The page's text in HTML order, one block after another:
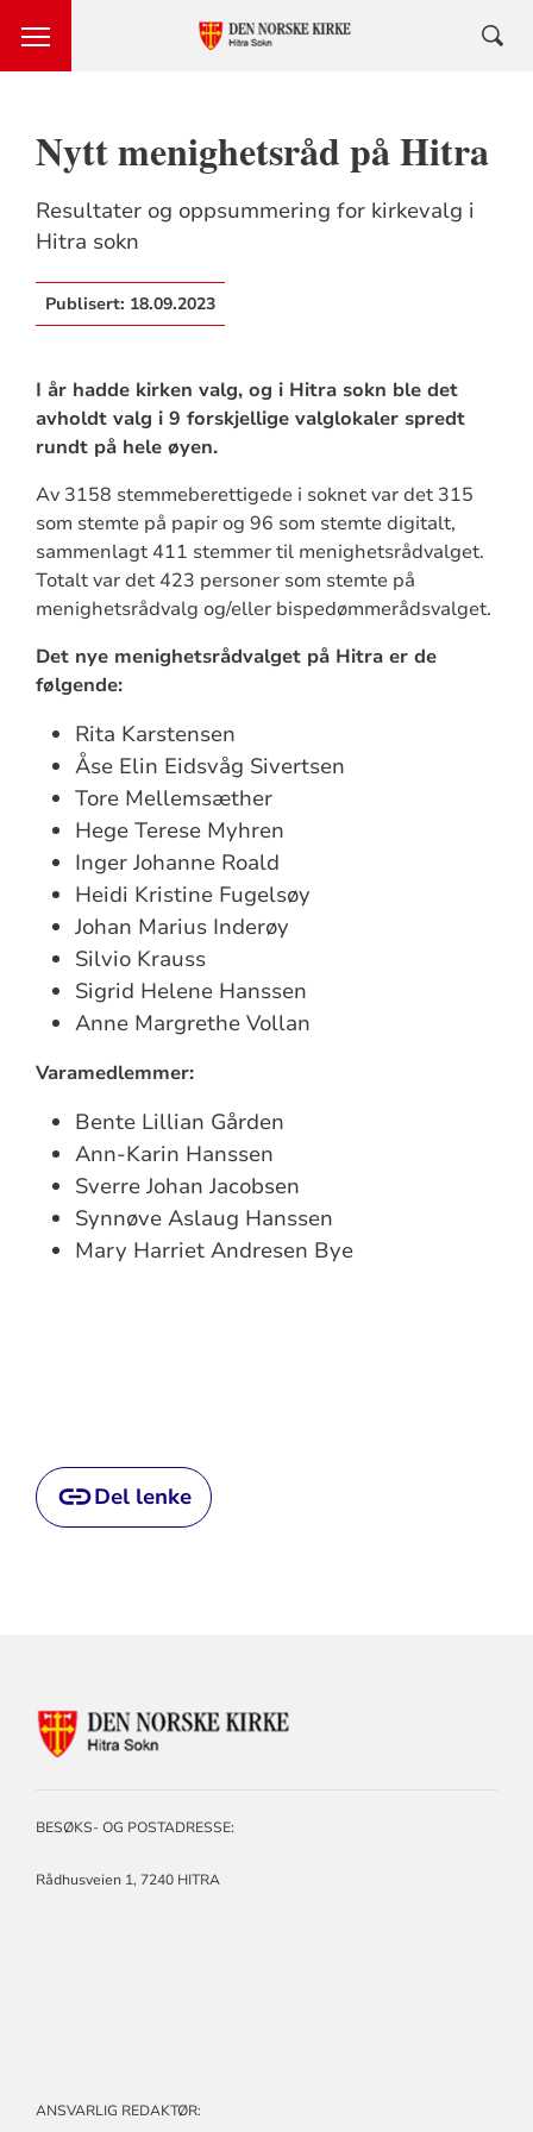
Nytt menighetsråd på Hitra
Resultater og oppsummering for kirkevalg i
Hitra sokn
Publisert: 18.09.2023
I år hadde kirken valg, og i Hitra sokn ble det
avholdt valg i 9 forskjellige valglokaler spredt
rundt på hele øyen.
Av 3158 stemmeberettigede i soknet var det 315
som stemte på papir og 96 som stemte digitalt,
sammenlagt 411 stemmer til menighetsrådvalget.
Totalt var det 423 personer som stemte på
menighetsrådvalg og/eller bispedømmerådsvalget.
Det nye menighetsrådvalget på Hitra er de
følgende:
Rita Karstensen
Åse Elin Eidsvåg Sivertsen
Tore Mellemsæther
Hege Terese Myhren
Inger Johanne Roald
Heidi Kristine Fugelsøy
Johan Marius Inderøy
Silvio Krauss
Sigrid Helene Hanssen
Anne Margrethe Vollan
Varamedlemmer:
Bente Lillian Gården
Ann-Karin Hanssen
Sverre Johan Jacobsen
Synnøve Aslaug Hanssen
Mary Harriet Andresen Bye
Del lenke
BESØKS- OG POSTADRESSE:
Rådhusveien 1, 7240 HITRA
ANSVARLIG REDAKTØR: